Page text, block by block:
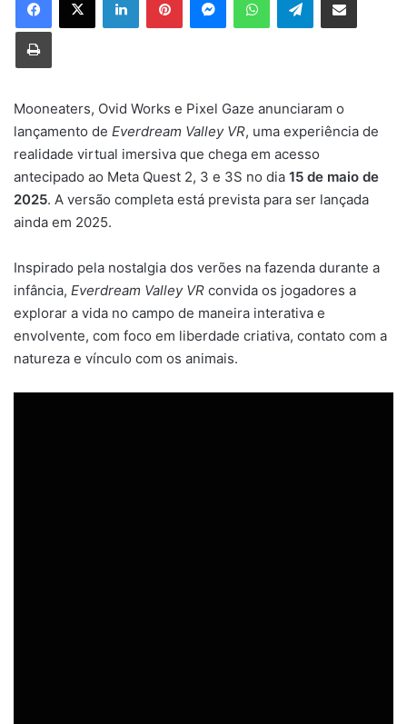
Imprimir
Mooneaters, Ovid Works e Pixel Gaze anunciaram o
lançamento de Everdream Valley VR, uma experiência de
realidade virtual imersiva que chega em acesso
antecipado ao Meta Quest 2, 3 e 3S no dia 15 de maio de
2025. A versão completa está prevista para ser lançada
ainda em 2025.
Inspirado pela nostalgia dos verões na fazenda durante a
infância, Everdream Valley VR convida os jogadores a
explorar a vida no campo de maneira interativa e
envolvente, com foco em liberdade criativa, contato com a
natureza e vínculo com os animais.